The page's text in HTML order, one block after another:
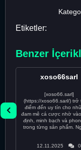
Etiketler:
Benzer
xoso66sarl
[xoso66.sarl]
(https://xoso66.sarl/) trở
điểm đến uy tín cho
đam mê cá cược nhờ
định, minh bạch và
trong từng sản phẩm.
12.11.2025 0